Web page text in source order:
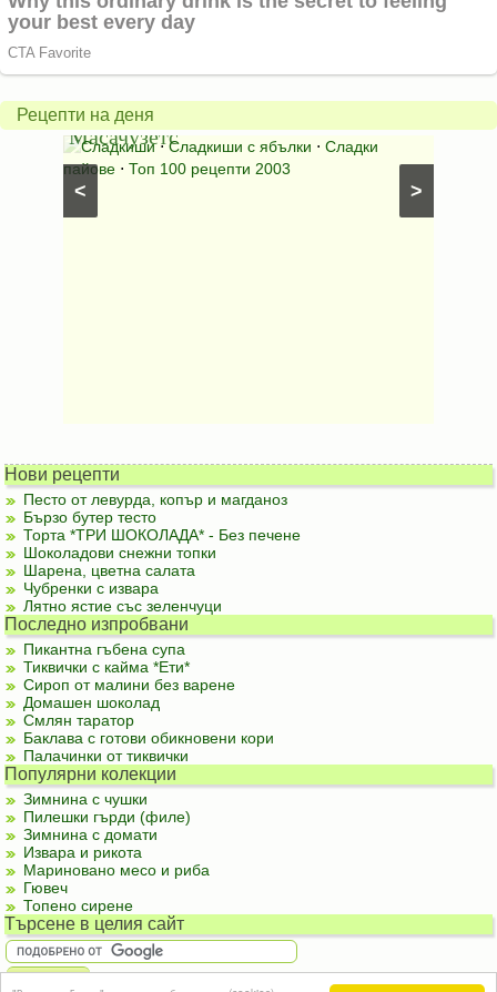
Рецепти на деня
>
<
Американски
ябълков
пай
от
Масачузетс
Сладкиши⋅Сладкиши с ябълки ⋅ Сладки
пайове ⋅ Топ 100 рецепти 2003
питка
на
мама
Нови рецепти
Песто от левурда, копър и магданоз
Бързо бутер тесто
Торта *ТРИ ШОКОЛАДА* - Без печене
Шоколадови снежни топки
Шарена, цветна салата
Чубренки с извара
Лятно ястие със зеленчуци
Последно изпробвани
Пикантна гъбена супа
Тиквички с кайма *Ети*
Сироп от малини без варене
Домашен шоколад
Смлян таратор
Баклава с готови обикновени кори
Палачинки от тиквички
Популярни колекции
Зимнина с чушки
Пилешки гърди (филе)
Зимнина с домати
Извара и рикота
Мариновано месо и риба
Гювеч
Топено сирене
Търсене в целия сайт